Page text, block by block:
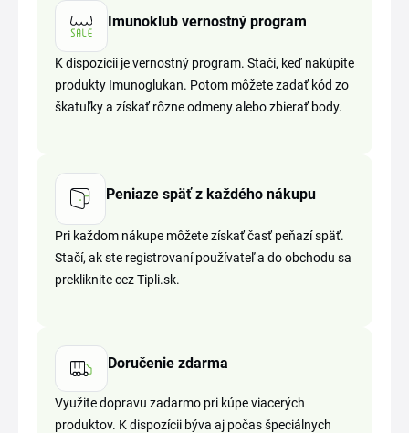
Imunoklub vernostný program
K dispozícii je vernostný program. Stačí, keď nakúpite
produkty Imunoglukan. Potom môžete zadať kód zo
škatuľky a získať rôzne odmeny alebo zbierať body.
Peniaze späť z každého nákupu
Pri každom nákupe môžete získať časť peňazí späť.
Stačí, ak ste registrovaní používateľ a do obchodu sa
prekliknite cez Tipli.sk.
Doručenie zdarma
Využite dopravu zadarmo pri kúpe viacerých
produktov. K dispozícii býva aj počas špeciálnych